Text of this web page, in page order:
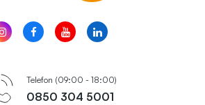
Telefon (09:00 - 18:00)
0850 304 5001